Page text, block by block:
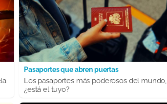
Pasaportes que abren puertas
Los pasaportes más poderosos del mundo,
¿está el tuyo?